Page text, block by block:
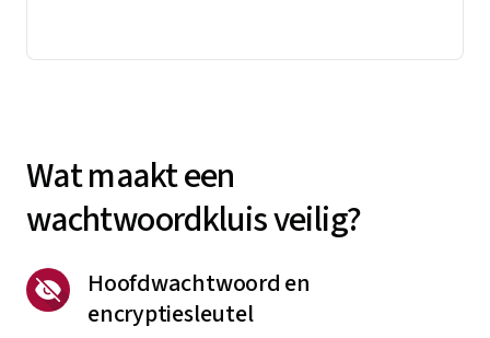
Wat maakt een
wachtwoordkluis veilig?
Hoofdwachtwoord en
encryptiesleutel